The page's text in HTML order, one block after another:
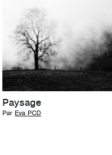
Paysage
Par Eva PCD